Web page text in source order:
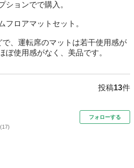
ションでで購入。
フロアマットセット。
、運転席のマットは若干使用感が
ぼ使用感がなく、美品です。
投稿13件
(17)
フォローする